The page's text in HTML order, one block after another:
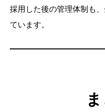
採用した後の管理体制も
ています。